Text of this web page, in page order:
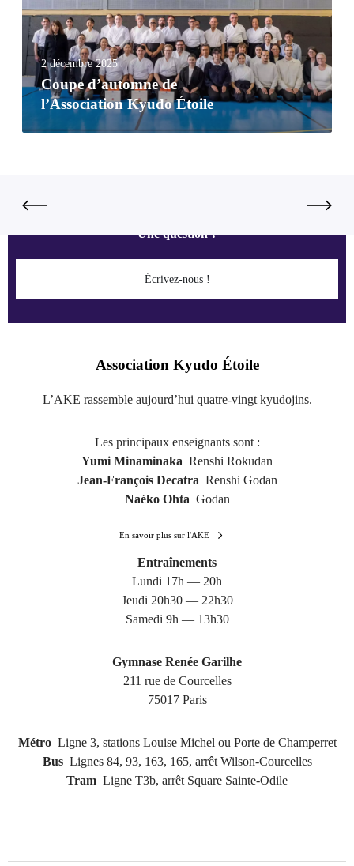
2 décembre 2025
Coupe d’automne de
l’Association Kyudo Étoile
Une question ?
Écrivez-nous !
Association Kyudo Étoile
L’AKE rassemble aujourd’hui quatre-vingt kyudojins.
Les principaux enseignants sont :
Yumi Minaminaka Renshi Rokudan
Jean-François Decatra Renshi Godan
Naéko Ohta Godan
En savoir plus sur l'AKE
Entraînements
Lundi 17h — 20h
Jeudi 20h30 — 22h30
Samedi 9h — 13h30
Gymnase Renée Garilhe
211 rue de Courcelles
75017 Paris
MétroLigne 3, stations Louise Michel ou Porte de Champerret
BusLignes 84, 93, 163, 165, arrêt Wilson-Courcelles
Tram Ligne T3b, arrêt Square Sainte-Odile